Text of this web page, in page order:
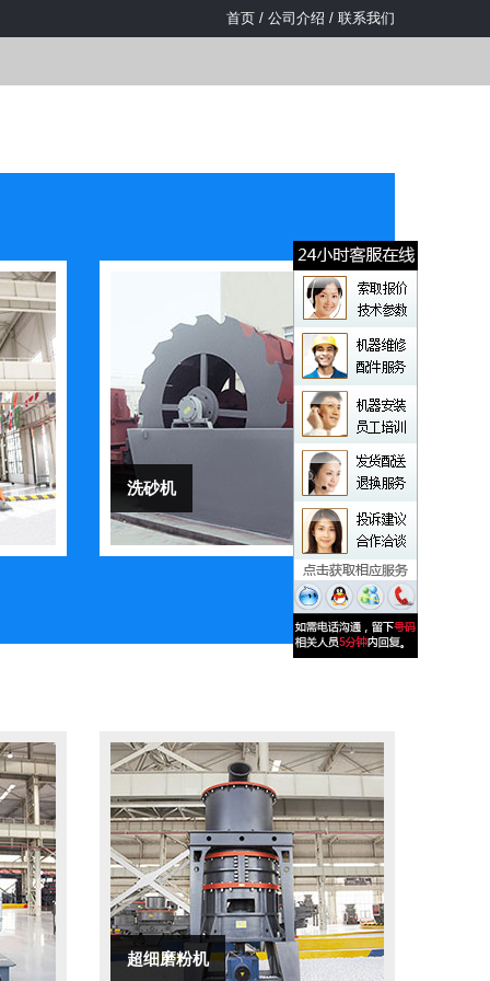
首页 / 公司介绍 / 联系我们
洗砂机
超细磨粉机